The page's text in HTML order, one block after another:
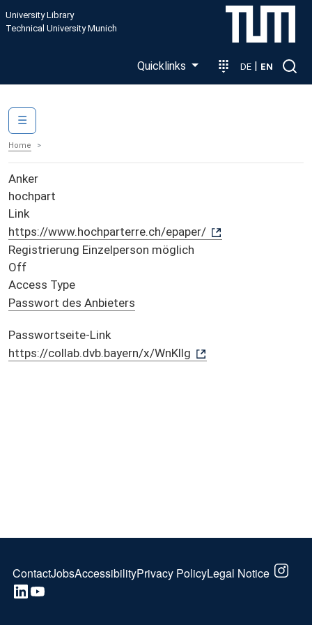
Skip to main content
University Library
Technical University Munich
Quicklinks DE | EN
Home
Anker
hochpart
Link
https://www.hochparterre.ch/epaper/
Registrierung Einzelperson möglich
Off
Access Type
Passwort des Anbieters
Passwortseite-Link
https://collab.dvb.bayern/x/WnKllg
☰
FOOTER
ContactJobsAccessibilityPrivacy PolicyLegal Notice